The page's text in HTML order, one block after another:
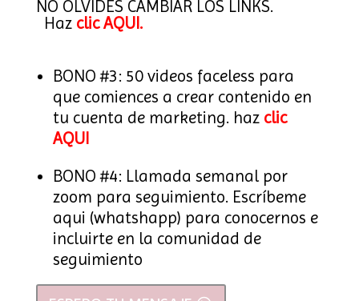
NO OLVIDES CAMBIAR LOS LINKS.
Haz clic AQUI.
BONO #3: 50 videos faceless para
que comiences a crear contenido en
tu cuenta de marketing. haz clic
AQUI
BONO #4: Llamada semanal por
zoom para seguimiento. Escríbeme
aqui (whatshapp) para conocernos e
incluirte en la comunidad de
seguimiento